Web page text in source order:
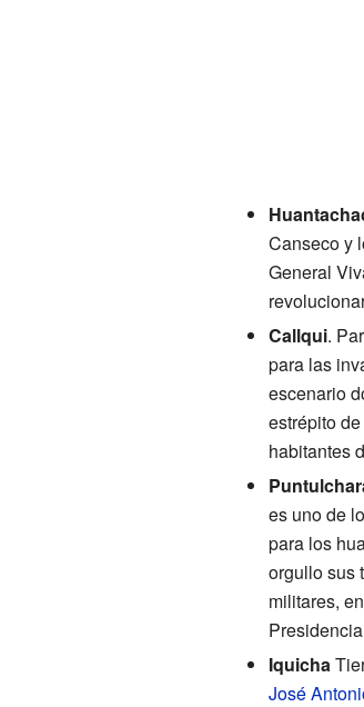
Canseco y
General
Callqui.
para las
escenario
estrépito
habitantes
es uno de
para los
orgullo sus
militares,
Iquicha
José